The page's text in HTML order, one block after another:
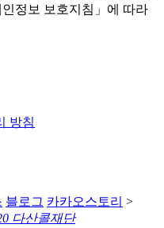
정보 보호지침」에 따라
방침
블로그 카카오스토리 >
다산콜재단